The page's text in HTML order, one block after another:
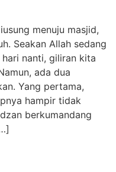
menuju masjid,
Seakan Allah sedang
nanti, giliran kita
ada dua
Yang pertama,
hampir tidak
berkumandang